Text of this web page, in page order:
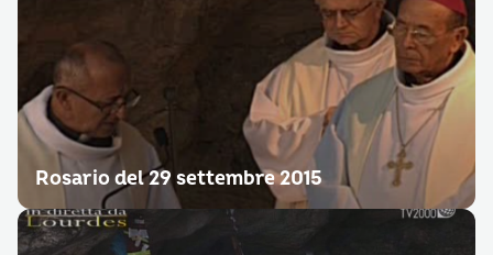
Rosario del 29 settembre 2015